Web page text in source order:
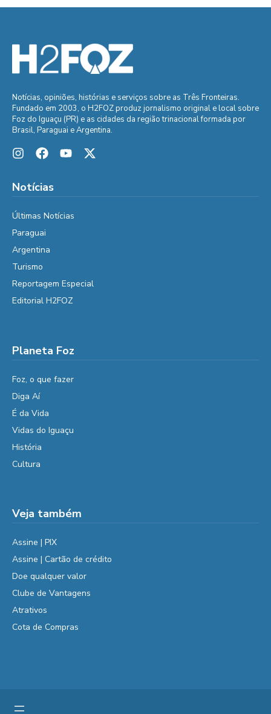
Notícias, opiniões, histórias e serviços sobre as Três Fronteiras.
Fundado em 2003, o H2FOZ produz jornalismo original e local sobre
Foz do Iguaçu (PR) e as cidades da região trinacional formada por
Brasil, Paraguai e Argentina.
Notícias
Últimas Notícias
Paraguai
Argentina
Turismo
Reportagem Especial
Editorial H2FOZ
Planeta Foz
Foz, o que fazer
Diga Aí
É da Vida
Vidas do Iguaçu
História
Cultura
Veja também
Assine | PIX
Assine | Cartão de crédito
Doe qualquer valor
Clube de Vantagens
Atrativos
Cota de Compras